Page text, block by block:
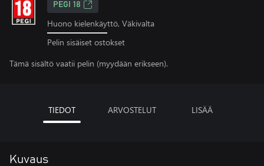
PEGI 18
Huono kielenkäyttö, Väkivalta
Pelin sisäiset ostokset
Tämä sisältö vaatii pelin (myydään erikseen).
TIEDOT ARVOSTELUT LISÄÄ
Kuvaus